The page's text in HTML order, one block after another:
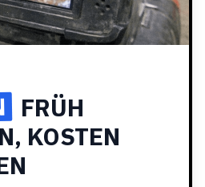
FRÜH
KOSTEN